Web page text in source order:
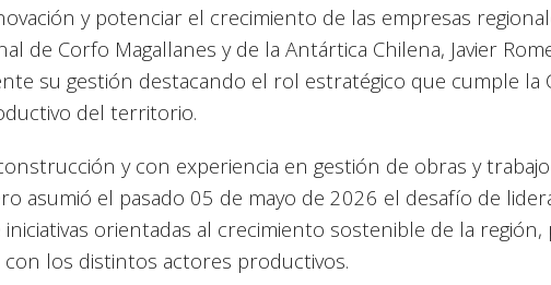
y potenciar el crecimiento de las empresas
de Corfo Magallanes y de la Antártica Chilena, Javier
su gestión destacando el rol estratégico que cumple la
del territorio.
y con experiencia en gestión de obras y
asumió el pasado 05 de mayo de 2026 el desafío de
orientadas al crecimiento sostenible de la
con los distintos actores productivos.